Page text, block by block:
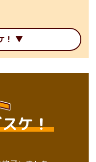
！
ケ！